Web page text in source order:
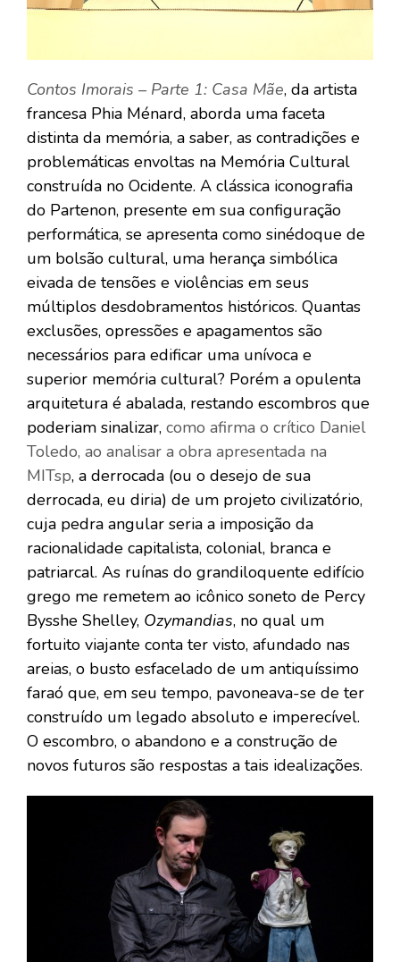
Contos Imorais – Parte 1: Casa Mãe, da artista
francesa Phia Ménard, aborda uma faceta
distinta da memória, a saber, as contradições e
problemáticas envoltas na Memória Cultural
construída no Ocidente. A clássica iconografia
do Partenon, presente em sua configuração
performática, se apresenta como sinédoque de
um bolsão cultural, uma herança simbólica
eivada de tensões e violências em seus
múltiplos desdobramentos históricos. Quantas
exclusões, opressões e apagamentos são
necessários para edificar uma unívoca e
superior memória cultural? Porém a opulenta
arquitetura é abalada, restando escombros que
poderiam sinalizar, como afirma o crítico Daniel
Toledo, ao analisar a obra apresentada na
MITsp, a derrocada (ou o desejo de sua
derrocada, eu diria) de um projeto civilizatório,
cuja pedra angular seria a imposição da
racionalidade capitalista, colonial, branca e
patriarcal. As ruínas do grandiloquente edifício
grego me remetem ao icônico soneto de Percy
Bysshe Shelley, Ozymandias, no qual um
fortuito viajante conta ter visto, afundado nas
areias, o busto esfacelado de um antiquíssimo
faraó que, em seu tempo, pavoneava-se de ter
construído um legado absoluto e imperecível.
O escombro, o abandono e a construção de
novos futuros são respostas a tais idealizações.